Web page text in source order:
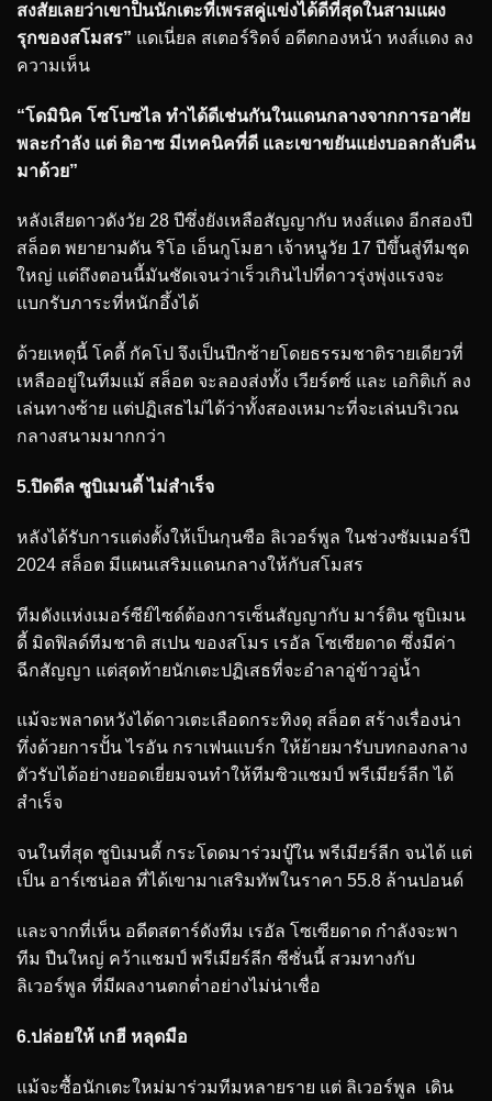
สงสัยเลยว่าเขาป็นนักเตะที่เพรสคู่แข่งได้ดีที่สุดในสามแผง
รุกของสโมสร” แดเนี่ยล สเตอร์ริดจ์ อดีตกองหน้า หงส์แดง ลง
ความเห็น
“โดมินิค โซโบซไล ทำได้ดีเช่นกันในแดนกลางจากการอาศัย
พละกำลัง แต่ ดิอาซ มีเทคนิคที่ดี และเขาขยันแย่งบอลกลับคืน
มาด้วย”
หลังเสียดาวดังวัย 28 ปีซึ่งยังเหลือสัญญากับ หงส์แดง อีกสองปี
สล็อต พยายามดัน ริโอ เอ็นกูโมฮา เจ้าหนูวัย 17 ปีขึ้นสู่ทีมชุด
ใหญ่ แต่ถึงตอนนี้มันชัดเจนว่าเร็วเกินไปที่ดาวรุ่งพุ่งแรงจะ
แบกรับภาระที่หนักอึ้งได้
ด้วยเหตุนี้ โคดี้ กัคโป จึงเป็นปีกซ้ายโดยธรรมชาติรายเดียวที่
เหลืออยู่ในทีมแม้ สล็อต จะลองส่งทั้ง เวียร์ตซ์ และ เอกิติเก้ ลง
เล่นทางซ้าย แต่ปฏิเสธไม่ได้ว่าทั้งสองเหมาะที่จะเล่นบริเวณ
กลางสนามมากกว่า
5.ปิดดีล ซูบิเมนดี้ ไม่สำเร็จ
หลังได้รับการแต่งตั้งให้เป็นกุนซือ ลิเวอร์พูล ในช่วงซัมเมอร์ปี
2024 สล็อต มีแผนเสริมแดนกลางให้กับสโมสร
ทีมดังแห่งเมอร์ซีย์ไซด์ต้องการเซ็นสัญญากับ มาร์ติน ซูบิเมน
ดี้ มิดฟิลด์ทีมชาติ สเปน ของสโมร เรอัล โซเซียดาด ซึ่งมีค่า
ฉีกสัญญา แต่สุดท้ายนักเตะปฏิเสธที่จะอำลาอู่ข้าวอู่น้ำ
แม้จะพลาดหวังได้ดาวเตะเลือดกระทิงดุ สล็อต สร้างเรื่องน่า
ทึ่งด้วยการปั้น ไรอัน กราเฟนแบร์ก ให้ย้ายมารับบทกองกลาง
ตัวรับได้อย่างยอดเยี่ยมจนทำให้ทีมซิวแชมป์ พรีเมียร์ลีก ได้
สำเร็จ
จนในที่สุด ซูบิเมนดี้ กระโดดมาร่วมบู๊ใน พรีเมียร์ลีก จนได้ แต่
เป็น อาร์เซน่อล ที่ได้เขามาเสริมทัพในราคา 55.8 ล้านปอนด์
และจากที่เห็น อดีตสตาร์ดังทีม เรอัล โซเซียดาด กำลังจะพา
ทีม ปืนใหญ่ คว้าแชมป์ พรีเมียร์ลีก ซีซั่นนี้ สวมทางกับ
ลิเวอร์พูล ที่มีผลงานตกต่ำอย่างไม่น่าเชื่อ
6.ปล่อยให้ เกฮี หลุดมือ
แม้จะซื้อนักเตะใหม่มาร่วมทีมหลายราย แต่ ลิเวอร์พูล เดิน